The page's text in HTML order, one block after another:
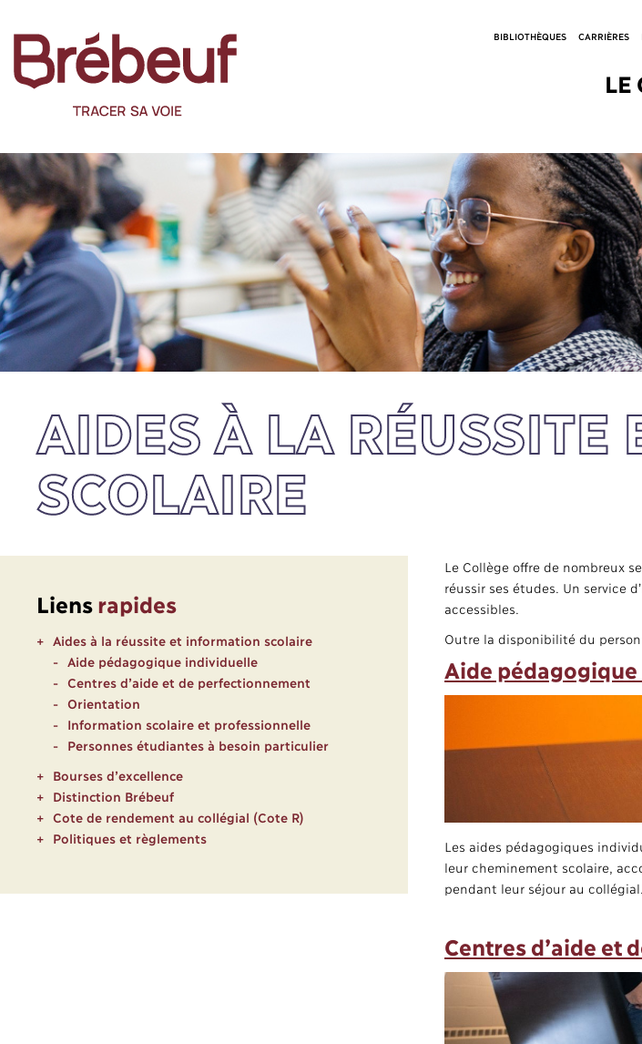
BIBLIOTHÈQUES CARRIÈRES
LE
AIDES À LA RÉUSSITE
SCOLAIRE
Liens rapides
Aides à la réussite et information scolaire
Aide pédagogique individuelle
Centres d’aide et de perfectionnement
Orientation
Information scolaire et professionnelle
Personnes étudiantes à besoin particulier
Bourses d’excellence
Distinction Brébeuf
Cote de rendement au collégial (Cote R)
Politiques et règlements
Le Collège offre de nombreux
réussir ses études. Un service
accessibles.
Outre la disponibilité du
Aide
Les aides pédagogiques
leur cheminement scolaire,
pendant leur séjour au collégial.
Centres d’aide et